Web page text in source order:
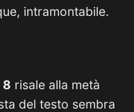
intramontabile.
8 risale alla metà
del testo sembra